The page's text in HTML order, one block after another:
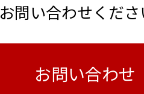
お問い合わせくだ
お問い合わせ